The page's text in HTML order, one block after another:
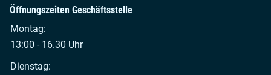
Öffnungszeiten Geschäftsstelle
Montag:
13:00 - 16.30 Uhr
Dienstag: